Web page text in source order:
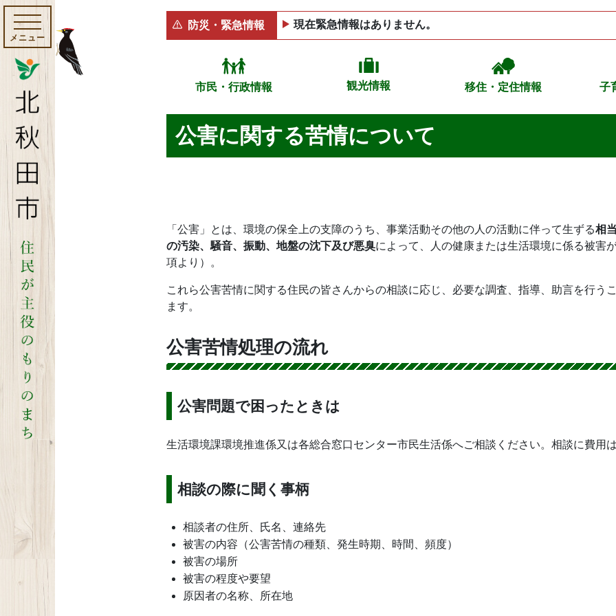
メニュー
防災・緊急情報 現在緊急情報はありません。
市民・行政情報 観光情報 移住・定住情報 子
公害に関する苦情について
「公害」とは、環境の保全上の支障のうち、事業活動その他の人の活動に伴って生ずる相
の汚染、騒音、振動、地盤の沈下及び悪臭によって、人の健康または生活環境に係る被害
項より）。
これら公害苦情に関する住民の皆さんからの相談に応じ、必要な調査、指導、助言を行う
ます。
公害苦情処理の流れ
公害問題で困ったときは
生活環境課環境推進係又は各総合窓口センター市民生活係へご相談ください。相談に費用は
相談の際に聞く事柄
相談者の住所、氏名、連絡先
被害の内容（公害苦情の種類、発生時期、時間、頻度）
被害の場所
被害の程度や要望
原因者の名称、所在地